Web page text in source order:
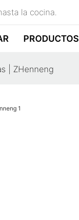
la cocina.
PRODUCTOS
| ZHenneng